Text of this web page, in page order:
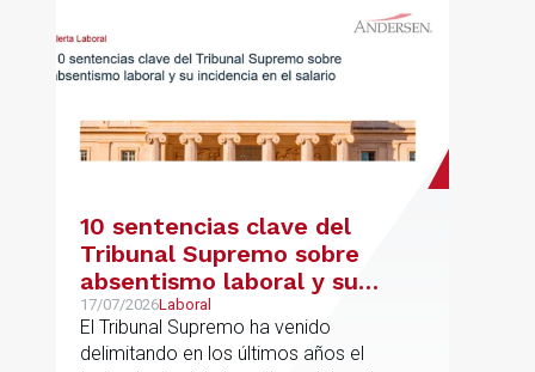
10 sentencias clave del
Tribunal Supremo sobre
absentismo laboral y su
incidencia en el salario
17/07/2026Laboral
El Tribunal Supremo ha venido
delimitando en los últimos años el